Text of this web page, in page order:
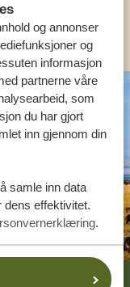
og annonser
og
informasjon
partnerne våre
som
du har gjort
inn gjennom din
samle inn data
effektivitet.
.